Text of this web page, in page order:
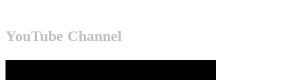
YouTube Channel